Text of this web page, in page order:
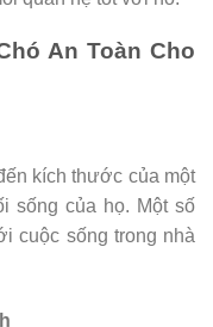
An Toàn Cho
kích thước của một
sống của họ. Một số
cuộc sống trong nhà